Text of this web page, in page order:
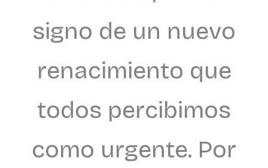
signo de un nuevo
renacimiento que
todos percibimos
como urgente. Por